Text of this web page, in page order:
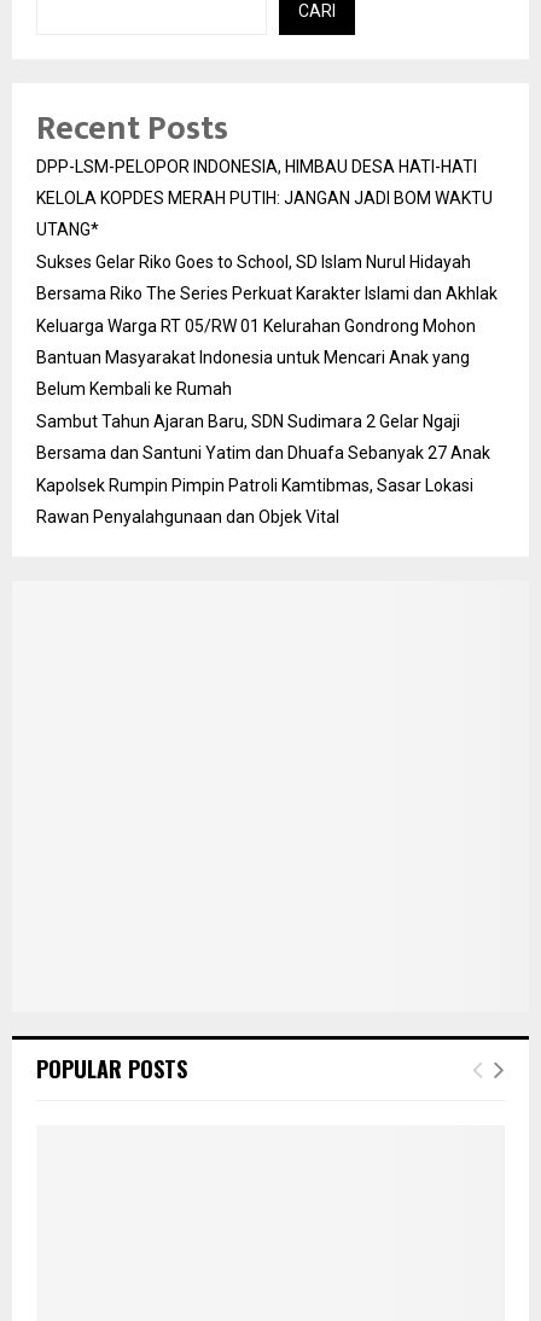
CARI
Recent Posts
DPP-LSM-PELOPOR INDONESIA, HIMBAU DESA HATI-HATI
KELOLA KOPDES MERAH PUTIH: JANGAN JADI BOM WAKTU
UTANG*
Sukses Gelar Riko Goes to School, SD Islam Nurul Hidayah
Bersama Riko The Series Perkuat Karakter Islami dan Akhlak
Keluarga Warga RT 05/RW 01 Kelurahan Gondrong Mohon
Bantuan Masyarakat Indonesia untuk Mencari Anak yang
Belum Kembali ke Rumah
Sambut Tahun Ajaran Baru, SDN Sudimara 2 Gelar Ngaji
Bersama dan Santuni Yatim dan Dhuafa Sebanyak 27 Anak
Kapolsek Rumpin Pimpin Patroli Kamtibmas, Sasar Lokasi
Rawan Penyalahgunaan dan Objek Vital
POPULAR POSTS